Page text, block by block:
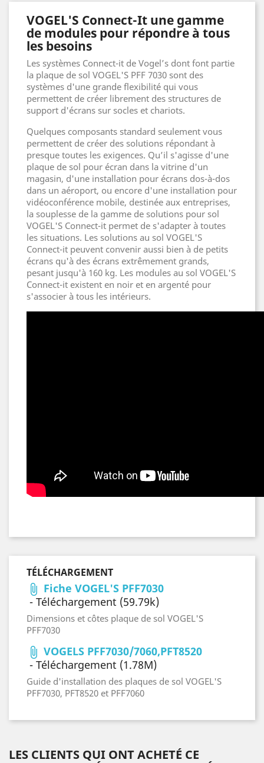
VOGEL'S Connect-It une gamme
de modules pour répondre à tous
les besoins
Les systèmes Connect-it de Vogel’s dont font partie
la plaque de sol VOGEL'S PFF 7030 sont des
systèmes d'une grande flexibilité qui vous
permettent de créer librement des structures de
support d'écrans sur socles et chariots.
Quelques composants standard seulement vous
permettent de créer des solutions répondant à
presque toutes les exigences. Qu’il s'agisse d'une
plaque de sol pour écran dans la vitrine d'un
magasin, d'une installation pour écrans dos-à-dos
dans un aéroport, ou encore d'une installation pour
vidéoconférence mobile, destinée aux entreprises,
la souplesse de la gamme de solutions pour sol
VOGEL'S Connect-it permet de s'adapter à toutes
les situations. Les solutions au sol VOGEL'S
Connect-it peuvent convenir aussi bien à de petits
écrans qu'à des écrans extrêmement grands,
pesant jusqu'à 160 kg. Les modules au sol VOGEL'S
Connect-it existent en noir et en argenté pour
s'associer à tous les intérieurs.
TÉLÉCHARGEMENT
attach_file Fiche VOGEL'S PFF7030
- Téléchargement (59.79k)
Dimensions et côtes plaque de sol VOGEL'S
PFF7030
attach_file VOGELS PFF7030/7060,PFT8520
- Téléchargement (1.78M)
Guide d'installation des plaques de sol VOGEL'S
PFF7030, PFT8520 et PFF7060
LES CLIENTS QUI ONT ACHETÉ CE